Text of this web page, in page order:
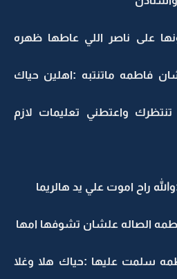
على ناصر اللي عاطها ظهره
فاطمه ماتنتبه :اهلين حياك
واعتطني تعليمات لازم
راح اموت علي يد هالريما
الصاله علشان تشوفها امها
سلمت عليها :حياك هلا وغلا